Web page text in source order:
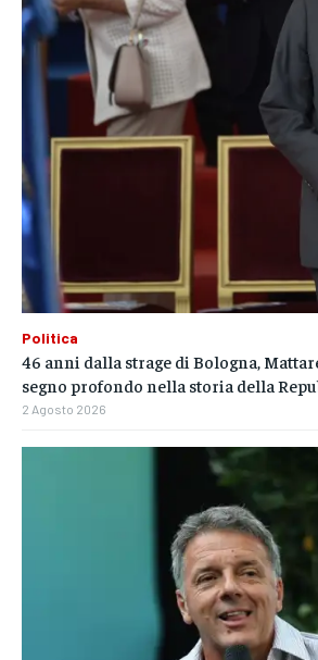
Politica
46 anni dalla strage di Bologna,
segno profondo nella storia della
2 Agosto 2026